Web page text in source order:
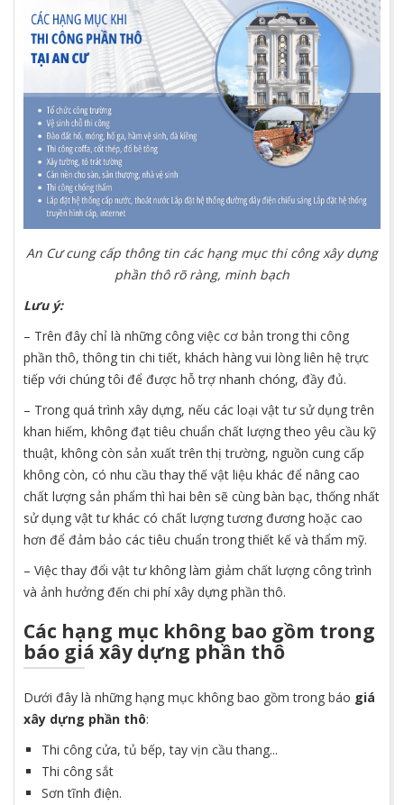
An Cư cung cấp thông tin các hạng mục thi công xây dựng
phần thô rõ ràng, minh bạch
Lưu ý:
– Trên đây chỉ là những công việc cơ bản trong thi công
phần thô, thông tin chi tiết, khách hàng vui lòng liên hệ trực
tiếp với chúng tôi để được hỗ trợ nhanh chóng, đầy đủ.
– Trong quá trình xây dựng, nếu các loại vật tư sử dụng trên
khan hiếm, không đạt tiêu chuẩn chất lượng theo yêu cầu kỹ
thuật, không còn sản xuất trên thị trường, nguồn cung cấp
không còn, có nhu cầu thay thế vật liệu khác để nâng cao
chất lượng sản phẩm thì hai bên sẽ cùng bàn bạc, thống nhất
sử dụng vật tư khác có chất lượng tương đương hoặc cao
hơn để đảm bảo các tiêu chuẩn trong thiết kế và thẩm mỹ.
– Việc thay đổi vật tư không làm giảm chất lượng công trình
và ảnh hưởng đến chi phí xây dựng phần thô.
Các hạng mục không bao gồm trong
báo giá xây dựng phần thô
Dưới đây là những hạng mục không bao gồm trong báo giá
xây dựng phần thô:
Thi công cửa, tủ bếp, tay vịn cầu thang...
Thi công sắt
Sơn tĩnh điện.